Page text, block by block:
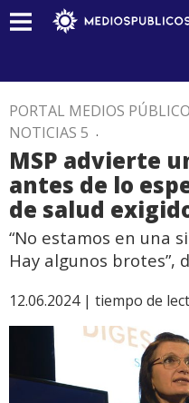
PORTAL MEDIOS
NOTICIAS 5 .
MSP advierte
antes de lo
de salud
“No estamos en una
Hay algunos brotes”,
12.06.2024 | tiempo de